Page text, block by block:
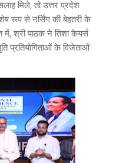
मिले, तो उत्तर प्रदेश
रूप से नर्सिंग की बेहतरी के
श्री पाठक ने तिशा केयर्स
प्रतियोगिताओं के विजेताओं